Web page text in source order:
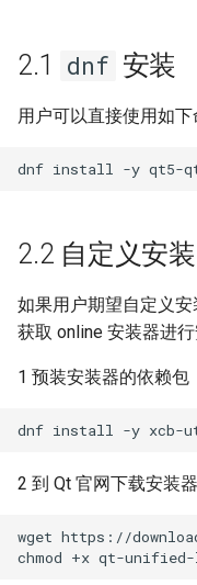
说明
2.1 dnf 安装
用户可以直接使用如下
2.2 自定义安装
如果用户期望自定义
获取 online 安装器进行
1 预装安装器的依赖包
2 到 Qt 官网下载安装
wget https://